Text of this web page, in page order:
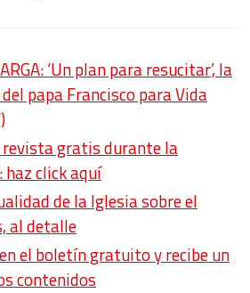
‘Un plan para resucitar’, la
papa Francisco para Vida
gratis durante la
click aquí
de la Iglesia sobre el
al detalle
el boletín gratuito y recibe un
contenidos